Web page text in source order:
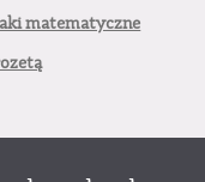
matematyczne